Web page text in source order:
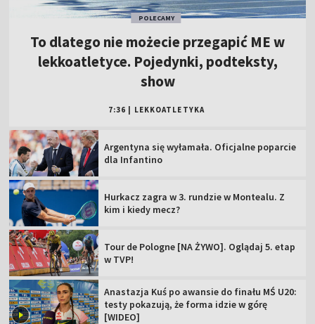
POLECAMY
To dlatego nie możecie przegapić ME w
lekkoatletyce. Pojedynki, podteksty,
show
7:36 LEKKOATLETYKA
Argentyna się wyłamała. Oficjalne poparcie
dla Infantino
Hurkacz zagra w 3. rundzie w Montealu. Z
kim i kiedy mecz?
Tour de Pologne [NA ŻYWO]. Oglądaj 5. etap
w TVP!
Anastazja Kuś po awansie do finału MŚ U20:
testy pokazują, że forma idzie w górę
[WIDEO]